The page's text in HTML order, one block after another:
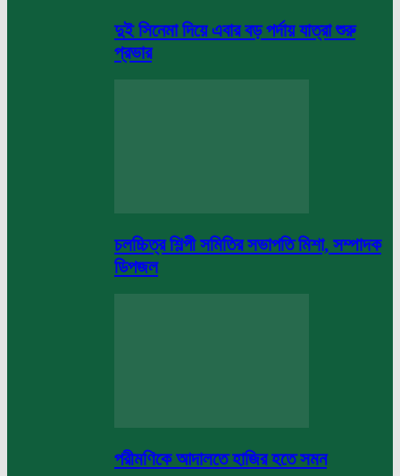
দুই সিনেমা দিয়ে এবার বড় পর্দায় যাত্রা শুরু
প্রভার
চলচ্চিত্র শিল্পী সমিতির সভাপতি মিশা, সম্পাদক
ডিপজল
পরীমণিকে আদালতে হাজির হতে সমন